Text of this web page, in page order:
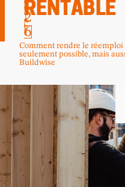
2
6
P
I
T
A
L
E
RENTABLE
Comment rendre le
seulement possible, mais
Buildwise